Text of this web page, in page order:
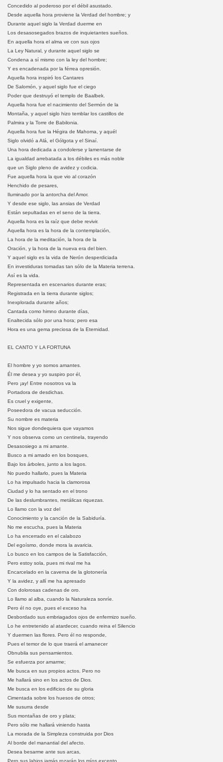
Concedido al poderoso por el débil asustado.
Desde aquella hora proviene la Verdad del hombre; y
Durante aquel siglo la Verdad duerme en
Los desasosegados brazos de inquietantes sueños.
En aquella hora el alma ve con sus ojos
La Ley Natural, y durante aquel siglo se
Condena a sí mismo con la ley del hombre;
Y es encadenada por la férrea opresión.
Aquella hora inspiró los Cantares
De Salomón, y aquel siglo fue el ciego
Poder que destruyó el templo de Baalbek.
Aquella hora fue el nacimiento del Sermón de la
Montaña, y aquel siglo hizo temblar los castillos de
Palmira y la Torre de Babilonia.
Aquella hora fue la Hégira de Mahoma, y aquél
Siglo olvidó a Alá, el Gólgota y el Sinaí.
Una hora dedicada a condolerse y lamentarse de
La igualdad arrebatada a los débiles es más noble
que un Siglo pleno de avidez y codicia.
Fue aquella hora la que vio al corazón
Henchido de pesares,
Iluminado por la antorcha del Amor.
Y desde ese siglo, las ansias de Verdad
Están sepultadas en el seno de la tierra.
Aquella hora es la raíz que debe revivir.
Aquella hora es la hora de la contemplación,
La hora de la meditación, la hora de la
Oración, y la hora de la nueva era del bien.
Y aquel siglo es la vida de Nerón desperdiciada
En investiduras tomadas tan sólo de la Materia terrena.
Así es la vida.
Representada en escenarios durante eras;
Registrada en la tierra durante siglos;
Inexplorada durante años;
Cantada como himno durante días,
Enaltecida sólo por una hora; pero esa
Hora es una gema preciosa de la Eternidad.
EL CANTO Y LA FORTUNA
El hombre y yo somos amantes.
Él me desea y yo suspiro por él,
Pero ¡ay! Entre nosotros va la
Portadora de desdichas.
Es cruel y exigente,
Poseedora de vacua seducción.
Su nombre es materia
Nos sigue dondequiera que vayamos
Y nos observa como un centinela, trayendo
Desasosiego a mi amante.
Busco a mi amado en los bosques,
Bajo los árboles, junto a los lagos.
No puedo hallarlo, pues la Materia
Lo ha impulsado hacia la clamorosa
Ciudad y lo ha sentado en el trono
De las deslumbrantes, metálicas riquezas.
Lo llamo con la voz del
Conocimiento y la canción de la Sabiduría.
No me escucha, pues la Materia
Lo ha encerrado en el calabozo
Del egoísmo, donde mora la avaricia.
Lo busco en los campos de la Satisfacción,
Pero estoy sola, pues mi rival me ha
Encarcelado en la caverna de la glotonería
Y la avidez, y allí me ha apresado
Con dolorosas cadenas de oro.
Lo llamo al alba, cuando la Naturaleza sonríe.
Pero él no oye, pues el exceso ha
Desbordado sus embriagados ojos de enfermizo sueño.
Lo he entretenido al atardecer, cuando reina el Silencio
Y duermen las flores. Pero él no responde,
Pues el temor de lo que traerá el amanecer
Obnubila sus pensamientos.
Se esfuerza por amarme;
Me busca en sus propios actos. Pero no
Me hallará sino en los actos de Dios.
Me busca en los edificios de su gloria
Cimentada sobre los huesos de otros;
Me susurra desde
Sus montañas de oro y plata;
Pero sólo me hallará viniendo hasta
La morada de la Simpleza construida por Dios
Al borde del manantial del afecto.
Desea besarme ante sus arcas,
Pero sus labios jamás rozarán los míos excepto